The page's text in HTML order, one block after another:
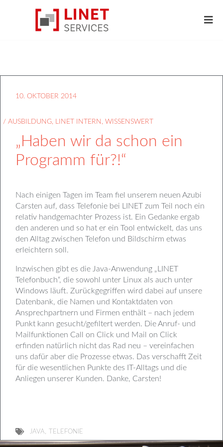
10. OKTOBER 2014
/ AUSBILDUNG, LINET INTERN , WISSENSWERT
„Haben wir da schon ein
Programm für?!“
Nach einigen Tagen im Team fiel unserem neuen Azubi
Carsten auf, dass Telefonie bei LINET zum Teil noch ein
relativ handgemachter Prozess ist. Ein Gedanke ergab
den anderen und so hat er ein Tool entwickelt, das uns
den Alltag zwischen Telefon und Bildschirm etwas
erleichtern soll.
Inzwischen gibt es die Java-Anwendung „LINET
Telefonbuch“, die sowohl unter Linux als auch unter
Windows läuft. Zurückgegriffen wird dabei auf unsere
Datenbank, die Namen und Kontaktdaten von
Ansprechpartnern und Firmen enthält – nach jedem
Punkt kann gesucht/gefiltert werden. Die Anruf- und
Mailfunktionen Call on Click und Mail on Click
erfinden natürlich nicht das Rad neu – vereinfachen
uns dafür aber die Prozesse etwas. Das verschafft Zeit
für die wesentlichen Punkte des IT-Alltags und die
Anliegen unserer Kunden. Danke, Carsten!
JAVA, TELEFONIE